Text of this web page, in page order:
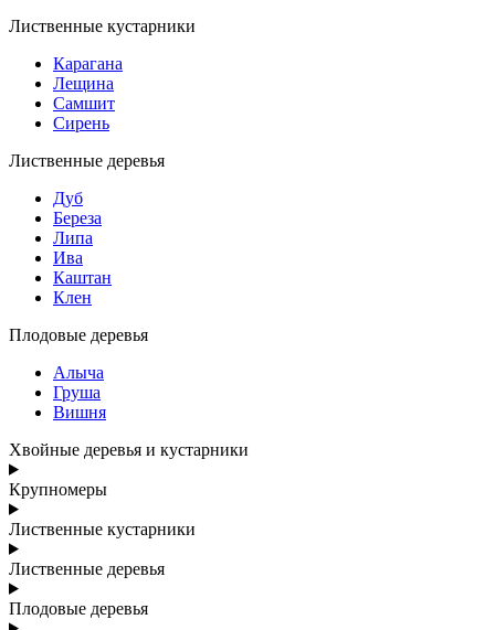
Лиственные кустарники
Карагана
Лещина
Самшит
Сирень
Лиственные деревья
Дуб
Береза
Липа
Ива
Каштан
Клен
Плодовые деревья
Алыча
Груша
Вишня
Хвойные деревья и кустарники
Крупномеры
Лиственные кустарники
Лиственные деревья
Плодовые деревья